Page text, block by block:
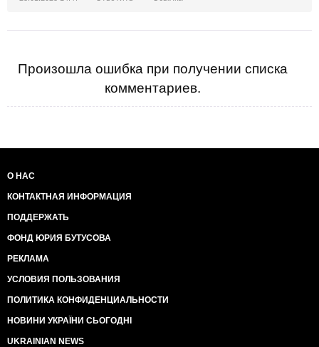
Произошла ошибка при получении списка
комментариев.
О НАС
КОНТАКТНАЯ ИНФОРМАЦИЯ
ПОДДЕРЖАТЬ
ФОНД ЮРИЯ БУТУСОВА
РЕКЛАМА
УСЛОВИЯ ПОЛЬЗОВАНИЯ
ПОЛИТИКА КОНФИДЕНЦИАЛЬНОСТИ
НОВИНИ УКРАЇНИ СЬОГОДНІ
UKRAINIAN NEWS